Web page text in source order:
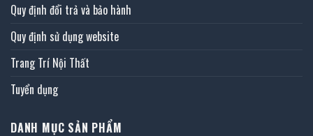
Quy định đổi trả và bảo hành
Quy định sử dụng website
Trang Trí Nội Thất
Tuyển dụng
DANH MỤC SẢN PHẨM